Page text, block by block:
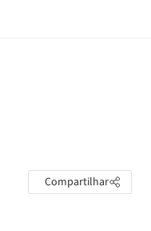
Compartilhar